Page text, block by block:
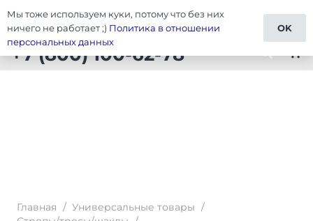
Тюнинг Универсальные товары
+7 (800) 100-62-78 shopping_cart
Главная / Универсальные товары /
Мы тоже используем куки, потому что без них
ничего не работает ;) Политика в отношении
персональных данных
OK